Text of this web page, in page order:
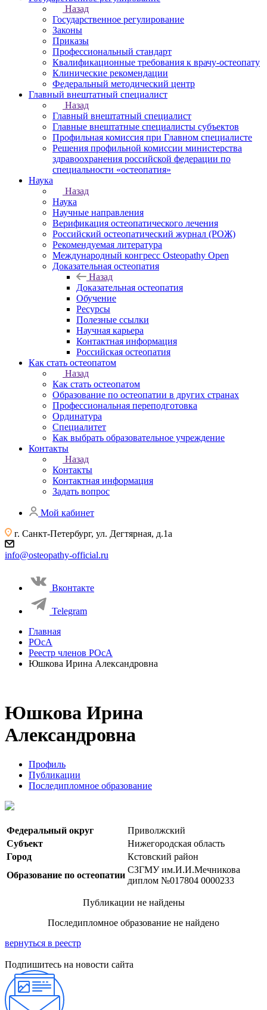
Назад
Государственное регулирование
Законы
Приказы
Профессиональный стандарт
Квалификационные требования к врачу-остеопату
Клинические рекомендации
Федеральный методический центр
Главный внештатный специалист
Назад
Главный внештатный специалист
Главные внештатные специалисты субъектов
Профильная комиссия при Главном специалисте
Решения профильной комиссии министерства
здравоохранения российской федерации по
специальности «остеопатия»
Наука
Назад
Наука
Научные направления
Верификация остеопатического лечения
Российский остеопатический журнал (РОЖ)
Рекомендуемая литература
Международный конгресс Osteopathy Open
Доказательная остеопатия
Назад
Доказательная остеопатия
Обучение
Ресурсы
Полезные ссылки
Научная карьера
Контактная информация
Российская остеопатия
Как стать остеопатом
Назад
Как стать остеопатом
Образование по остеопатии в других странах
Профессиональная переподготовка
Ординатура
Специалитет
Как выбрать образовательное учреждение
Контакты
Назад
Контакты
Контактная информация
Задать вопрос
Мой кабинет
г. Санкт-Петербург, ул. Дегтярная, д.1а
info@osteopathy-official.ru
Вконтакте
Telegram
Главная
РОсА
Реестр членов РОсА
Юшкова Ирина Александровна
Юшкова Ирина
Александровна
Профиль
Публикации
Последипломное образование
Федеральный округ
Приволжский
Субъект
Нижегородская область
Город
Кстовский район
Образование по остеопатии
СЗГМУ им.И.И.Мечникова
диплом №017804 0000233
Публикации не найдены
Последипломное образование не найдено
вернуться в реестр
Подпишитесь на новости сайта